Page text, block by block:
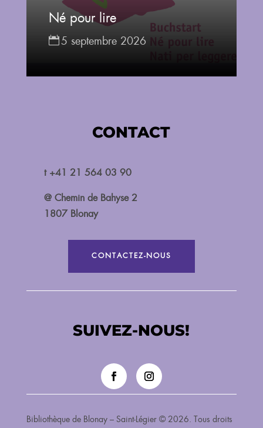
Né pour lire
5 septembre 2026
CONTACT
t +41 21 564 03 90
@ Chemin de Bahyse 2
1807 Blonay
CONTACTEZ-NOUS
SUIVEZ-NOUS!
Bibliothèque de Blonay – Saint-Légier © 2026. Tous droits